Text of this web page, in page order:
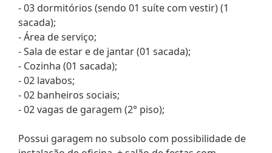
- 03 dormitórios (sendo 01 suíte com vestir) (1
sacada);
- Área de serviço;
- Sala de estar e de jantar (01 sacada);
- Cozinha (01 sacada);
- 02 lavabos;
- 02 banheiros sociais;
- 02 vagas de garagem (2° piso);
Possui garagem no subsolo com possibilidade de